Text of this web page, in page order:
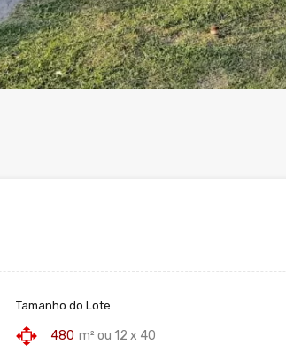
Tamanho do Lote
480 m² ou 12 x 40